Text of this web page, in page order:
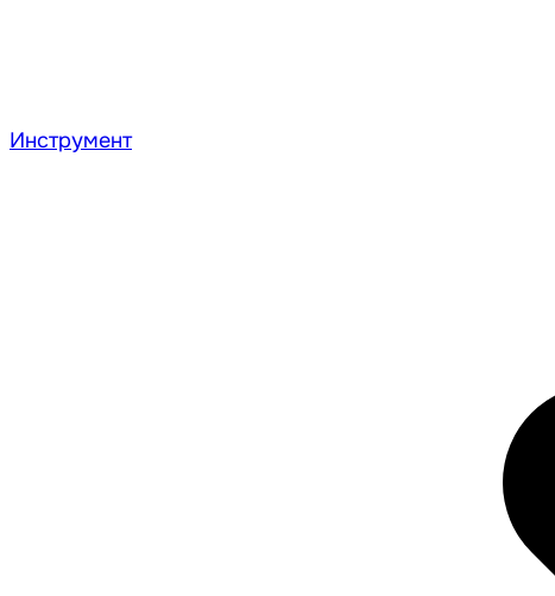
Инструмент